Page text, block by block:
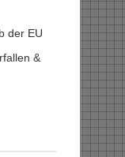
der EU
&